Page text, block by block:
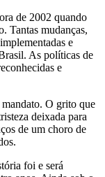
de 2002 quando
Tantas mudanças,
e
As políticas de
e
O grito que
deixada para
de um choro de
foi e será